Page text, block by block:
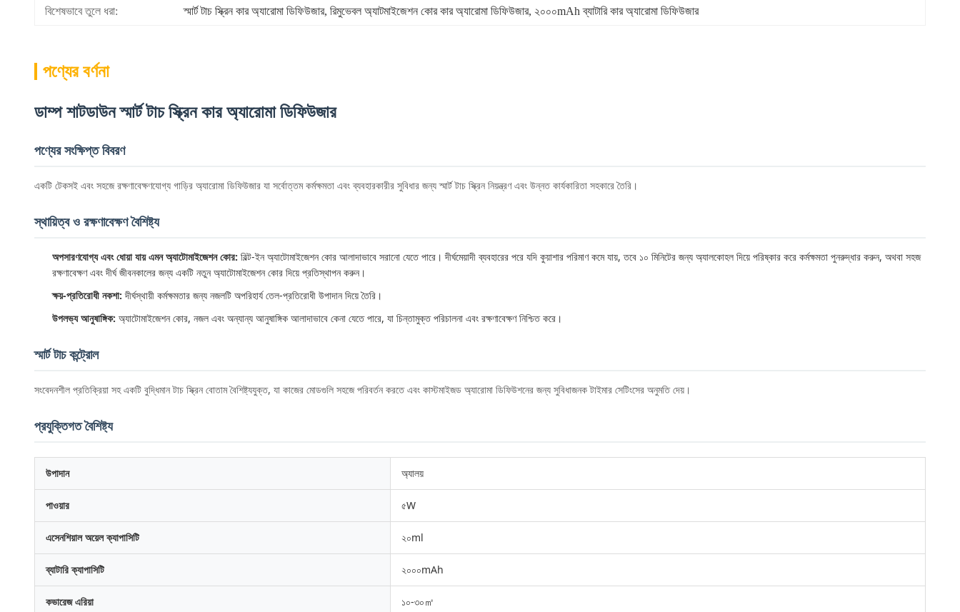
বিশেষভাবে তুলে ধরা: স্মার্ট টাচ স্ক্রিন কার অ্যারোমা ডিফিউজার, রিমুভেবল অ্যাটমাইজেশন কোর কার অ্যারোমা ডিফিউজার, ২০০০mAh ব্যাটারি কার অ্যারোমা ডিফিউজার
পণ্যের বর্ণনা
ডাম্প শাটডাউন স্মার্ট টাচ স্ক্রিন কার অ্যারোমা ডিফিউজার
পণ্যের সংক্ষিপ্ত বিবরণ
একটি টেকসই এবং সহজে রক্ষণাবেক্ষণযোগ্য গাড়ির অ্যারোমা ডিফিউজার যা সর্বোত্তম কর্মক্ষমতা এবং ব্যবহারকারীর সুবিধার জন্য স্মার্ট টাচ স্ক্রিন নিয়ন্ত্রণ এবং উন্নত কার্যকারিতা সহকারে তৈরি।
স্থায়িত্ব ও রক্ষণাবেক্ষণ বৈশিষ্ট্য
অপসারণযোগ্য এবং ধোয়া যায় এমন অ্যাটোমাইজেশন কোর: বিল্ট-ইন অ্যাটোমাইজেশন কোর আলাদাভাবে সরানো যেতে পারে। দীর্ঘমেয়াদী ব্যবহারের পরে যদি কুয়াশার পরিমাণ কমে যায়, তবে ১০ মিনিটের জন্য অ্যালকোহল দিয়ে পরিষ্কার করে কর্মক্ষমতা পুনরুদ্ধার করুন, অথবা সহজ
রক্ষণাবেক্ষণ এবং দীর্ঘ জীবনকালের জন্য একটি নতুন অ্যাটোমাইজেশন কোর দিয়ে প্রতিস্থাপন করুন।
ক্ষয়-প্রতিরোধী নকশা: দীর্ঘস্থায়ী কর্মক্ষমতার জন্য নজলটি অপরিহার্য তেল-প্রতিরোধী উপাদান দিয়ে তৈরি।
উপলভ্য আনুষাঙ্গিক: অ্যাটোমাইজেশন কোর, নজল এবং অন্যান্য আনুষাঙ্গিক আলাদাভাবে কেনা যেতে পারে, যা চিন্তামুক্ত পরিচালনা এবং রক্ষণাবেক্ষণ নিশ্চিত করে।
স্মার্ট টাচ কন্ট্রোল
সংবেদনশীল প্রতিক্রিয়া সহ একটি বুদ্ধিমান টাচ স্ক্রিন বোতাম বৈশিষ্ট্যযুক্ত, যা কাজের মোডগুলি সহজে পরিবর্তন করতে এবং কাস্টমাইজড অ্যারোমা ডিফিউশনের জন্য সুবিধাজনক টাইমার সেটিংসের অনুমতি দেয়।
প্রযুক্তিগত বৈশিষ্ট্য
উপাদান অ্যালয়
পাওয়ার ৫W
এসেনশিয়াল অয়েল ক্যাপাসিটি ২০ml
ব্যাটারি ক্যাপাসিটি ২০০০mAh
কভারেজ এরিয়া ১০-৩০㎡